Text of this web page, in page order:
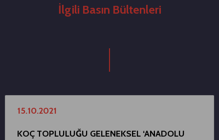
İlgili Basın Bültenleri
15.10.2021
KOÇ TOPLULUĞU GELENEKSEL ‘ANADOLU